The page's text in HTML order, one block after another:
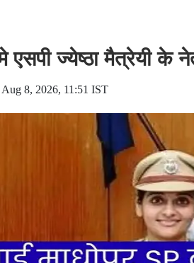
एसपी ज्येष्ठा मैत्रेयी के
Aug 8, 2026, 11:51 IST